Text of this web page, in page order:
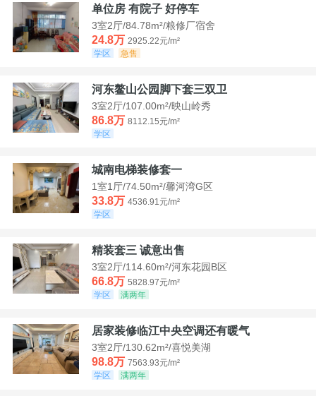
单位房 有院子 好停车
3室2厅/84.78m²/粮修厂宿舍
24.8万 2925.22元/m²
学区
急售
河东鳌山公园脚下套三双卫
3室2厅/107.00m²/映山岭秀
86.8万 8112.15元/m²
学区
城南电梯装修套一
1室1厅/74.50m²/馨河湾G区
33.8万 4536.91元/m²
学区
精装套三 诚意出售
3室2厅/114.60m²/河东花园B区
66.8万 5828.97元/m²
学区
满两年
居家装修临江中央空调还有暖气
3室2厅/130.62m²/喜悦美湖
98.8万 7563.93元/m²
学区
满两年